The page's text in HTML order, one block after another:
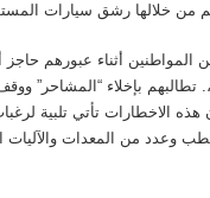
من خلالها رشق سيارات
المواطنين أثناء عبورهم
بإخلاء “المشاحر” ووقف
الاخطارات تأتي تلبية
على مصادرة 200 طن من الحطب وعدد من